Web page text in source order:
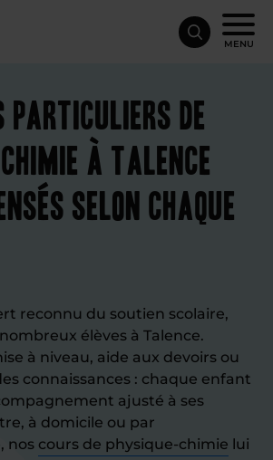
MENU
particuliers de
à Talence
selon chaque
reconnu du soutien scolaire,
élèves à Talence.
à niveau, aide aux devoirs ou
connaissances : chaque enfant
ajusté à ses
à domicile ou par
nos cours de physique-chimie lui